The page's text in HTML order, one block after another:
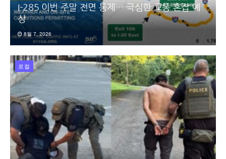
I-285 이번 주말 전면 통제… 극심한 교통 혼잡 예
상
8월 7, 2026
로컬